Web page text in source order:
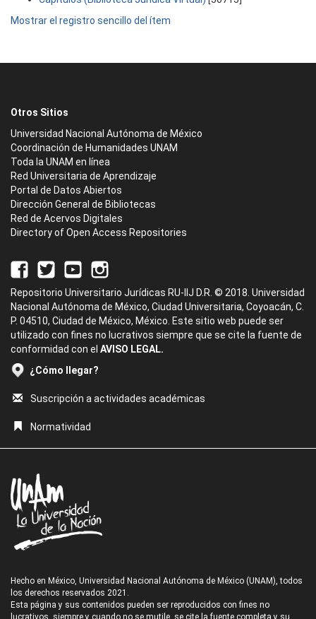
Mostrar el registro sencillo del ítem
Otros Sitios
Universidad Nacional Autónoma de México
Coordinación de Humanidades UNAM
Toda la UNAM en línea
Red Universitaria de Aprendizaje
Portal de Datos Abiertos
Dirección General de Bibliotecas
Red de Acervos Digitales
Directory of Open Access Repositories
Repositorio Universitario Jurídicas RU-IIJ D.R. © 2018. Universidad
Nacional Autónoma de México, Ciudad Universitaria, Coyoacán, C.
P. 04510, Ciudad de México, México. Este sitio web puede ser
utilizado con fines no lucrativos siempre que se cite la fuente de
conformidad con el AVISO LEGAL.
¿Cómo llegar?
Suscripción a actividades académicas
Normatividad
Hecho en México, Universidad Nacional Autónoma de México (UNAM), todos
los derechos reservados 2021.
Esta página y sus contenidos pueden ser reproducidos con fines no